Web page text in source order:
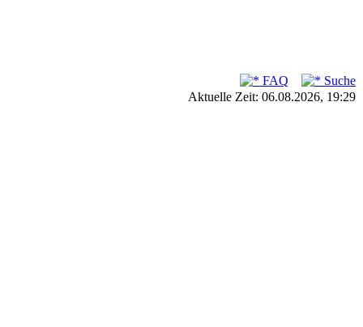
FAQ
Suche
Aktuelle Zeit: 06.08.2026, 19:29